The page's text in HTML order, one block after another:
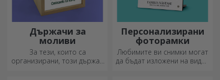
Държачи за
моливи
За тези, които са
организирани, този държач
Персонализирани
фоторамки
Любимите ви снимки могат
да бъдат изложени на видно